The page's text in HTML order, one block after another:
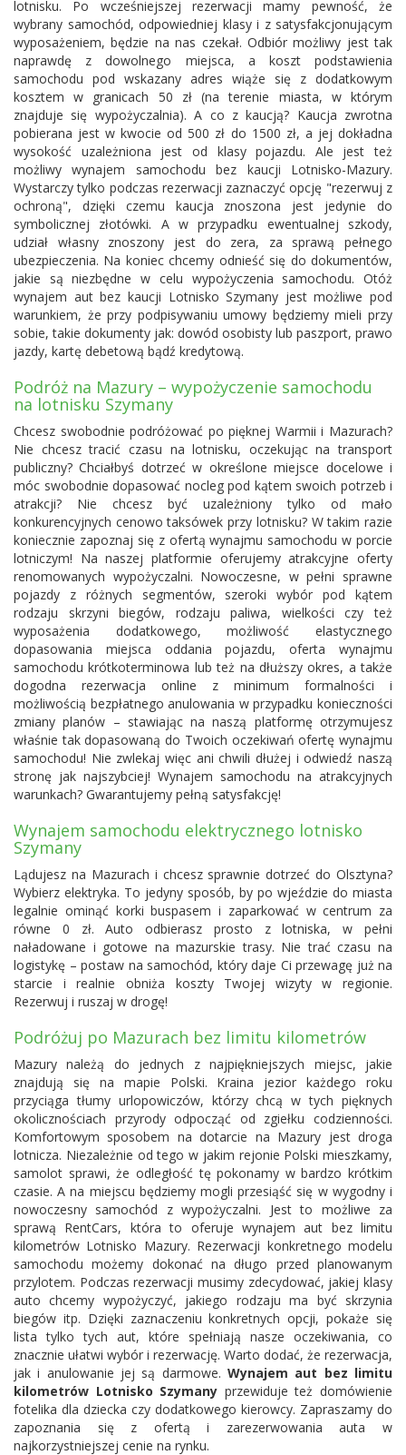
lotnisku. Po wcześniejszej rezerwacji mamy pewność, że
wybrany samochód, odpowiedniej klasy i z satysfakcjonującym
wyposażeniem, będzie na nas czekał. Odbiór możliwy jest tak
naprawdę z dowolnego miejsca, a koszt podstawienia
samochodu pod wskazany adres wiąże się z dodatkowym
kosztem w granicach 50 zł (na terenie miasta, w którym
znajduje się wypożyczalnia). A co z kaucją? Kaucja zwrotna
pobierana jest w kwocie od 500 zł do 1500 zł, a jej dokładna
wysokość uzależniona jest od klasy pojazdu. Ale jest też
możliwy wynajem samochodu bez kaucji Lotnisko-Mazury.
Wystarczy tylko podczas rezerwacji zaznaczyć opcję "rezerwuj z
ochroną", dzięki czemu kaucja znoszona jest jedynie do
symbolicznej złotówki. A w przypadku ewentualnej szkody,
udział własny znoszony jest do zera, za sprawą pełnego
ubezpieczenia. Na koniec chcemy odnieść się do dokumentów,
jakie są niezbędne w celu wypożyczenia samochodu. Otóż
wynajem aut bez kaucji Lotnisko Szymany jest możliwe pod
warunkiem, że przy podpisywaniu umowy będziemy mieli przy
sobie, takie dokumenty jak: dowód osobisty lub paszport, prawo
jazdy, kartę debetową bądź kredytową.
Podróż na Mazury – wypożyczenie samochodu
na lotnisku Szymany
Chcesz swobodnie podróżować po pięknej Warmii i Mazurach?
Nie chcesz tracić czasu na lotnisku, oczekując na transport
publiczny? Chciałbyś dotrzeć w określone miejsce docelowe i
móc swobodnie dopasować nocleg pod kątem swoich potrzeb i
atrakcji? Nie chcesz być uzależniony tylko od mało
konkurencyjnych cenowo taksówek przy lotnisku? W takim razie
koniecznie zapoznaj się z ofertą wynajmu samochodu w porcie
lotniczym! Na naszej platformie oferujemy atrakcyjne oferty
renomowanych wypożyczalni. Nowoczesne, w pełni sprawne
pojazdy z różnych segmentów, szeroki wybór pod kątem
rodzaju skrzyni biegów, rodzaju paliwa, wielkości czy też
wyposażenia dodatkowego, możliwość elastycznego
dopasowania miejsca oddania pojazdu, oferta wynajmu
samochodu krótkoterminowa lub też na dłuższy okres, a także
dogodna rezerwacja online z minimum formalności i
możliwością bezpłatnego anulowania w przypadku konieczności
zmiany planów – stawiając na naszą platformę otrzymujesz
właśnie tak dopasowaną do Twoich oczekiwań ofertę wynajmu
samochodu! Nie zwlekaj więc ani chwili dłużej i odwiedź naszą
stronę jak najszybciej! Wynajem samochodu na atrakcyjnych
warunkach? Gwarantujemy pełną satysfakcję!
Wynajem samochodu elektrycznego lotnisko
Szymany
Lądujesz na Mazurach i chcesz sprawnie dotrzeć do Olsztyna?
Wybierz elektryka. To jedyny sposób, by po wjeździe do miasta
legalnie ominąć korki buspasem i zaparkować w centrum za
równe 0 zł. Auto odbierasz prosto z lotniska, w pełni
naładowane i gotowe na mazurskie trasy. Nie trać czasu na
logistykę – postaw na samochód, który daje Ci przewagę już na
starcie i realnie obniża koszty Twojej wizyty w regionie.
Rezerwuj i ruszaj w drogę!
Podróżuj po Mazurach bez limitu kilometrów
Mazury należą do jednych z najpiękniejszych miejsc, jakie
znajdują się na mapie Polski. Kraina jezior każdego roku
przyciąga tłumy urlopowiczów, którzy chcą w tych pięknych
okolicznościach przyrody odpocząć od zgiełku codzienności.
Komfortowym sposobem na dotarcie na Mazury jest droga
lotnicza. Niezależnie od tego w jakim rejonie Polski mieszkamy,
samolot sprawi, że odległość tę pokonamy w bardzo krótkim
czasie. A na miejscu będziemy mogli przesiąść się w wygodny i
nowoczesny samochód z wypożyczalni. Jest to możliwe za
sprawą RentCars, która to oferuje wynajem aut bez limitu
kilometrów Lotnisko Mazury. Rezerwacji konkretnego modelu
samochodu możemy dokonać na długo przed planowanym
przylotem. Podczas rezerwacji musimy zdecydować, jakiej klasy
auto chcemy wypożyczyć, jakiego rodzaju ma być skrzynia
biegów itp. Dzięki zaznaczeniu konkretnych opcji, pokaże się
lista tylko tych aut, które spełniają nasze oczekiwania, co
znacznie ułatwi wybór i rezerwację. Warto dodać, że rezerwacja,
jak i anulowanie jej są darmowe. Wynajem aut bez limitu
kilometrów Lotnisko Szymany przewiduje też domówienie
fotelika dla dziecka czy dodatkowego kierowcy. Zapraszamy do
zapoznania się z ofertą i zarezerwowania auta w
najkorzystniejszej cenie na rynku.